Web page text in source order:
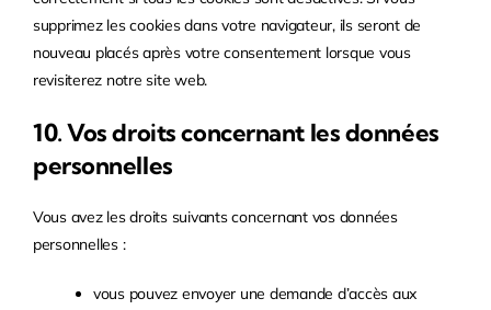
supprimez les cookies dans votre navigateur, ils seront de
nouveau placés après votre consentement lorsque vous
revisiterez notre site web.
10. Vos droits concernant les données
personnelles
Vous avez les droits suivants concernant vos données
personnelles :
vous pouvez envoyer une demande d’accès aux